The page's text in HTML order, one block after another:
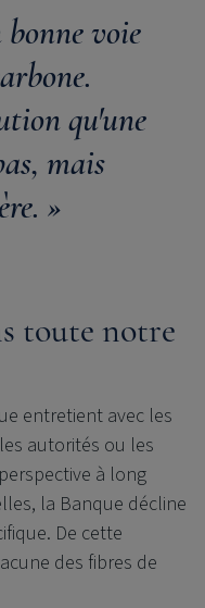
voie
qu'une
mais
»
toute notre
entretient avec les
autorités ou les
à long
la Banque décline
De cette
des fibres de